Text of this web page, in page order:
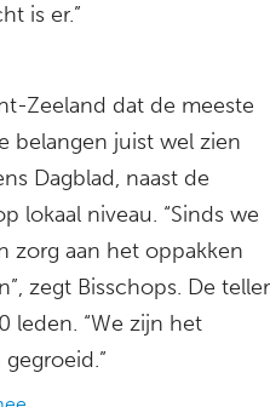
is er.”
Zeeland dat de meeste
belangen juist wel zien
Dagblad, naast de
lokaal niveau. “Sinds we
zorg aan het oppakken
zegt Bisschops. De teller
leden. “We zijn het